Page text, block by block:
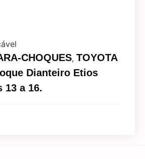
CHOQUES, TOYOTA
Dianteiro Etios
13 a 16.